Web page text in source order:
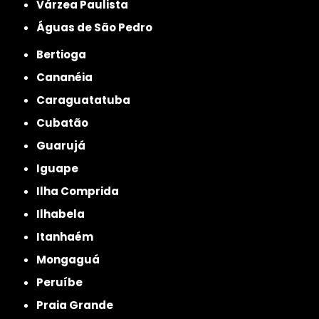
Várzea Paulista
Águas de São Pedro
Bertioga
Cananéia
Caraguatatuba
Cubatão
Guarujá
Iguape
Ilha Comprida
Ilhabela
Itanhaém
Mongaguá
Peruíbe
Praia Grande